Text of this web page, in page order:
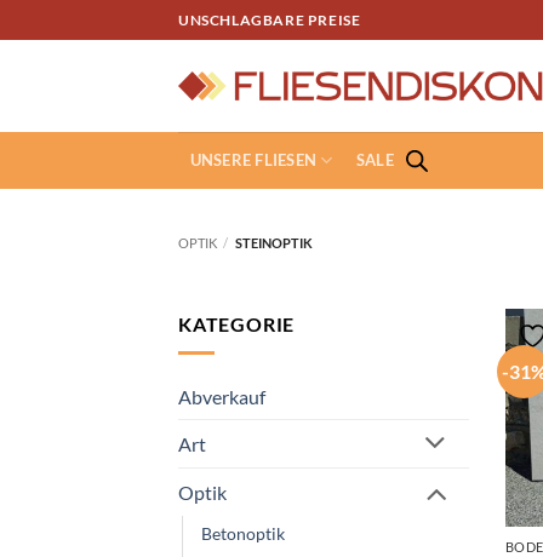
Inhalt
UNSCHLAGBARE PREISE
UNSERE FLIESEN SALE
OPTIK / STEINOPTIK
KATEGORIE
Abverkauf
Art
Optik
Betonoptik
-